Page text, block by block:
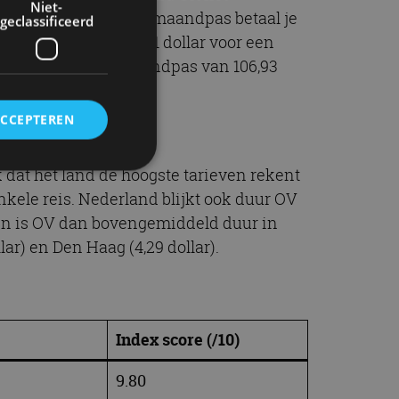
dollar en voor een maandpas betaal je
3,65 dollar en 87,51 dollar voor een
en een maandpas van 106,93
het land de hoogste tarieven rekent
reis. Nederland blijkt ook duur OV
is OV dan bovengemiddeld duur in
en Den Haag (4,29 dollar).
Index score (/10)
9.80
Niet-
geclassificeerd
en
om
de bezoeker
van de
van